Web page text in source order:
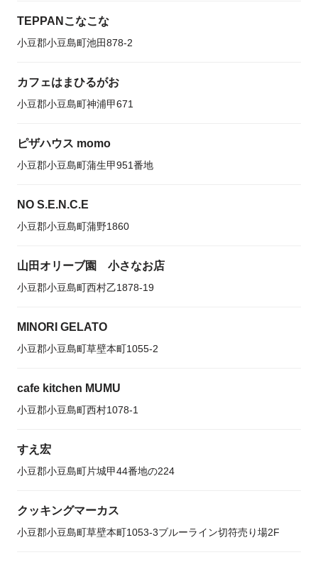
TEPPANこなこな
小豆郡小豆島町池田878-2
カフェはまひるがお
小豆郡小豆島町神浦甲671
ピザハウス momo
小豆郡小豆島町蒲生甲951番地
NO S.E.N.C.E
小豆郡小豆島町蒲野1860
山田オリーブ園 小さなお店
小豆郡小豆島町西村乙1878-19
MINORI GELATO
小豆郡小豆島町草壁本町1055-2
cafe kitchen MUMU
小豆郡小豆島町西村1078-1
すえ宏
小豆郡小豆島町片城甲44番地の224
クッキングマーカス
小豆郡小豆島町草壁本町1053-3ブルーライン切符売り場2F